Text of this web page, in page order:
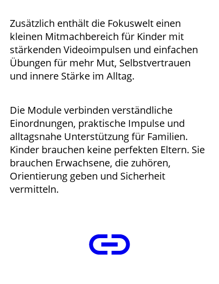
Zusätzlich enthält die Fokuswelt einen
kleinen Mitmachbereich für Kinder mit
stärkenden Videoimpulsen und einfachen
Übungen für mehr Mut, Selbstvertrauen
und innere Stärke im Alltag.
Die Module verbinden verständliche
Einordnungen, praktische Impulse und
alltagsnahe Unterstützung für Familien.
Kinder brauchen keine perfekten Eltern. Sie
brauchen Erwachsene, die zuhören,
Orientierung geben und Sicherheit
vermitteln.